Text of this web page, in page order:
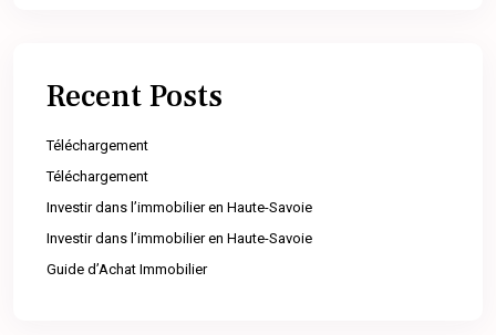
Recent Posts
Téléchargement
Téléchargement
Investir dans l’immobilier en Haute-Savoie
Investir dans l’immobilier en Haute-Savoie
Guide d’Achat Immobilier